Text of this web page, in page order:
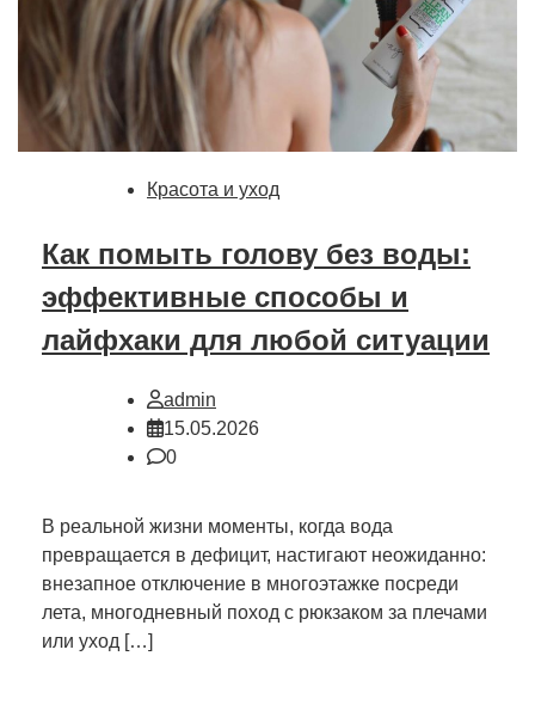
Красота и уход
Как помыть голову без воды:
эффективные способы и
лайфхаки для любой ситуации
admin
15.05.2026
0
В реальной жизни моменты, когда вода
превращается в дефицит, настигают неожиданно:
внезапное отключение в многоэтажке посреди
лета, многодневный поход с рюкзаком за плечами
или уход […]